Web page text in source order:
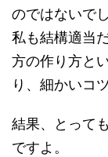
のではないで
私も結構適当
方の作り方と
り、細かいコ
結果、とって
ですよ。